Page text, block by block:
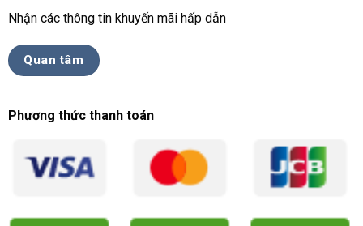
Nhận các thông tin khuyến mãi hấp dẫn
Quan tâm
Phương thức thanh toán